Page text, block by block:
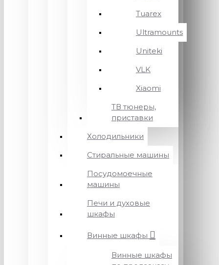
Tuarex
Ultramounts
Uniteki
VLK
Xiaomi
ТВ тюнеры,
приставки
Холодильники
Стиральные машины
Посудомоечные
машины
Печи и духовые
шкафы
Винные шкафы
Винные шкафы